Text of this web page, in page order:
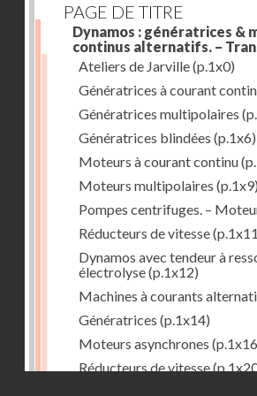
PAGE DE TITRE
Dynamos : génératrices &
continus alternatifs. –
Ateliers de Jarville(p.1x0)
Génératrices à courant
Génératrices multipolaires
Génératrices blindées (p.1x6)
Moteurs à courant continu
Moteurs multipolaires (p.1x9)
Pompes centrifuges. –
Réducteurs de vitesse
Dynamos avec tendeur à
électrolyse(p.1x12)
Machines à courants
Génératrices (p.1x14)
Moteurs asynchrones
Réducteurs de vitesse